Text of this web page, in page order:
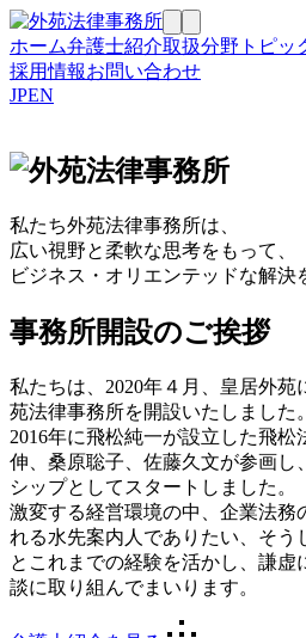
ホーム弁護士紹介取扱分野 トピッ
採用情報お問い合わせ
JPEN
私たち外苑法律事務所は、
広い視野と柔軟な思考をもって、
ビジネス・オリエンテッドな解決
事務所開設のご挨拶
私たちは、2020年４月、皇居外
苑法律事務所を開設いたしました。
2016年に飛松純一が設立した飛
伸、桑原聡子、佐藤久文が参画し
シップとしてスタートしました。
激変する経営環境の中、企業法務
れる水先案内人でありたい、そう
とこれまでの経験を活かし、謙虚
談に取り組んでまいります。